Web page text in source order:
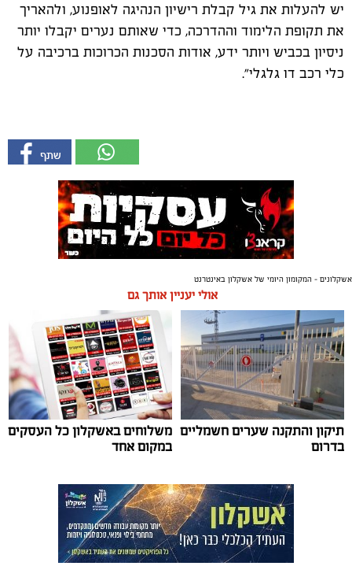
יש להעלות את גיל קבלת רישיון הנהיגה לאופנוע, ולהאריך
את תקופת הלימוד וההדרכה, כדי שאותם נערים יקבלו יותר
ניסיון בכביש ויותר ידע, אודות הסכנות הכרוכות ברכיבה על
כלי רכב דו גלגלי".
אשקלונים - המקומון היומי של אשקלון באינטרנט
אולי יעניין אותך גם
תיקון והתקנה שערים חשמליים
בדרום
משלוחים באשקלון כל העסקים
במקום אחד